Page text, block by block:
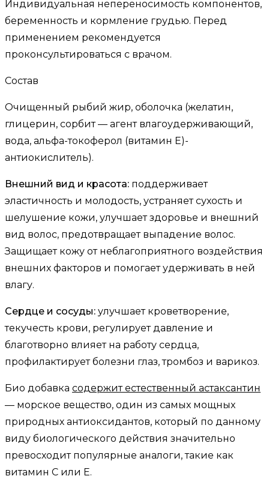
Индивидуальная непереносимость компонентов,
беременность и кормление грудью. Перед
применением рекомендуется
проконсультироваться с врачом.
Состав
Очищенный рыбий жир, оболочка (желатин,
глицерин, сорбит — агент влагоудерживающий,
вода, альфа-токоферол (витамин Е)-
антиокислитель).
Внешний вид и красота: поддерживает
эластичность и молодость, устраняет сухость и
шелушение кожи, улучшает здоровье и внешний
вид волос, предотвращает выпадение волос.
Защищает кожу от неблагоприятного воздействия
внешних факторов и помогает удерживать в ней
влагу.
Сердце и сосуды: улучшает кроветворение,
текучесть крови, регулирует давление и
благотворно влияет на работу сердца,
профилактирует болезни глаз, тромбоз и варикоз.
Био добавка содержит естественный астаксантин
— морское вещество, один из самых мощных
природных антиоксидантов, который по данному
виду биологического действия значительно
превосходит популярные аналоги, такие как
витамин С или Е.